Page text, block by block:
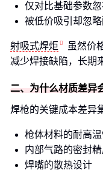
仅对比基础参数
被低价吸引却忽
射吸式焊炬
虽然价
减少焊接缺陷，长期
二、为什么材质差异
焊枪的关键成本差异
枪体材料的耐高
内部气路的密封
焊嘴的散热设计